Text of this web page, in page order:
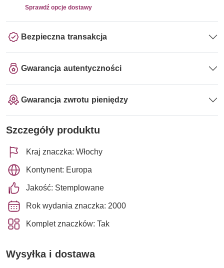
Sprawdź opcje dostawy
Bezpieczna transakcja
Gwarancja autentyczności
Gwarancja zwrotu pieniędzy
Szczegóły produktu
Kraj znaczka: Włochy
Kontynent: Europa
Jakość: Stemplowane
Rok wydania znaczka: 2000
Komplet znaczków: Tak
Wysyłka i dostawa